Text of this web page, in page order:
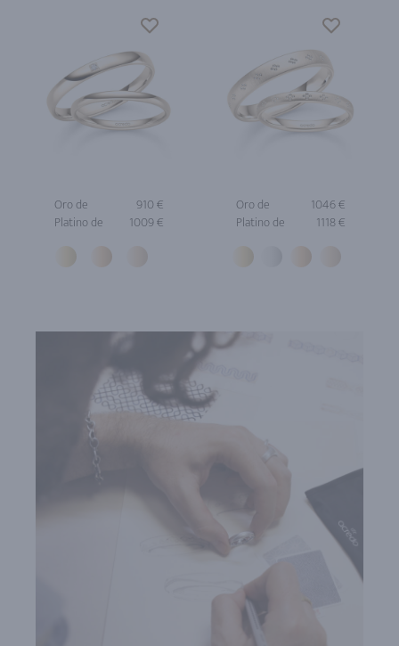
Oro de
910 €
Platino de
1009 €
Oro de
1046 €
Platino de
1118 €